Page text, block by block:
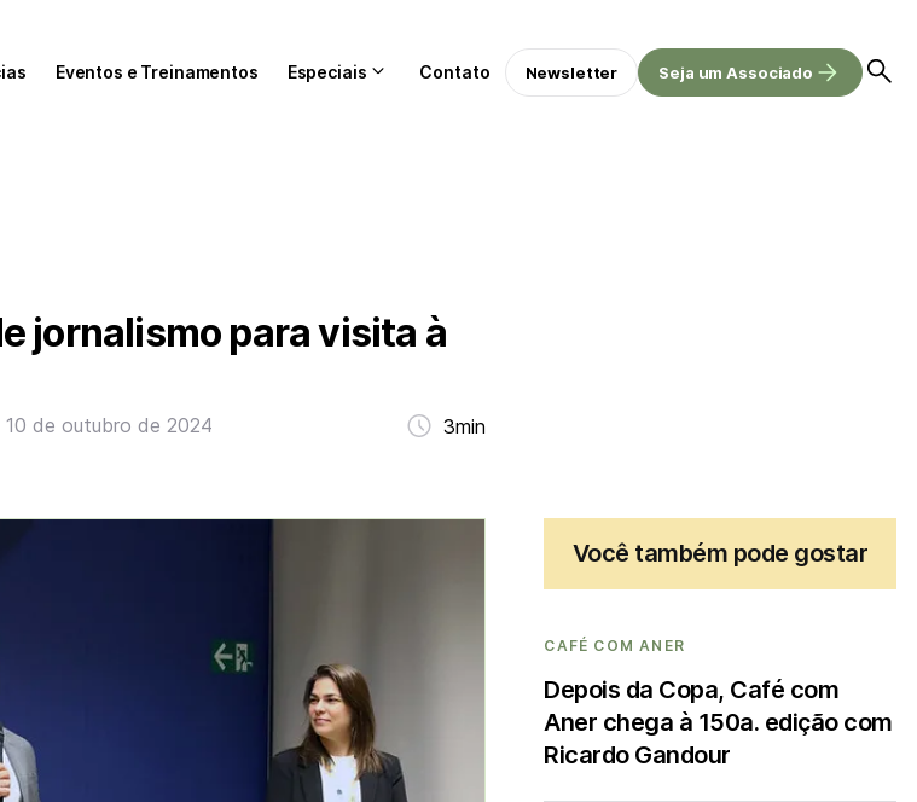
Eventos e Treinamentos Especiais Contato Newsletter Seja um Associado
jornalismo para visita à
de outubro de 2024 3min
Você também pode gostar
CAFÉ COM ANER
Depois da Copa, Café com
Aner chega à 150a. edição com
Ricardo Gandour